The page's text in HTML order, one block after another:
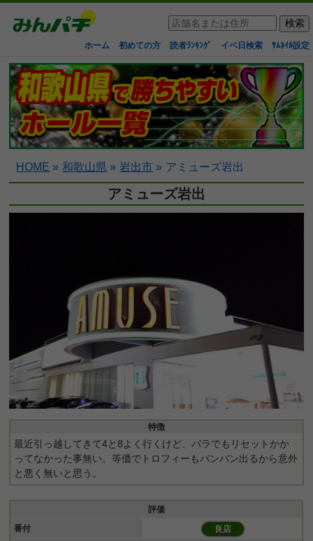
ホーム 初めての方 読者ﾗﾝｷﾝｸﾞ イベ日検索 ｻﾑﾈｲﾙ設定
HOME » 和歌山県 » 岩出市 » アミューズ岩出
アミューズ岩出
特徴
最近引っ越してきて4と8よく行くけど、バラでもリセットかか
ってなかった事無い。等価でトロフィーもバンバン出るから意外
と悪く無いと思う。
評価
番付
良店